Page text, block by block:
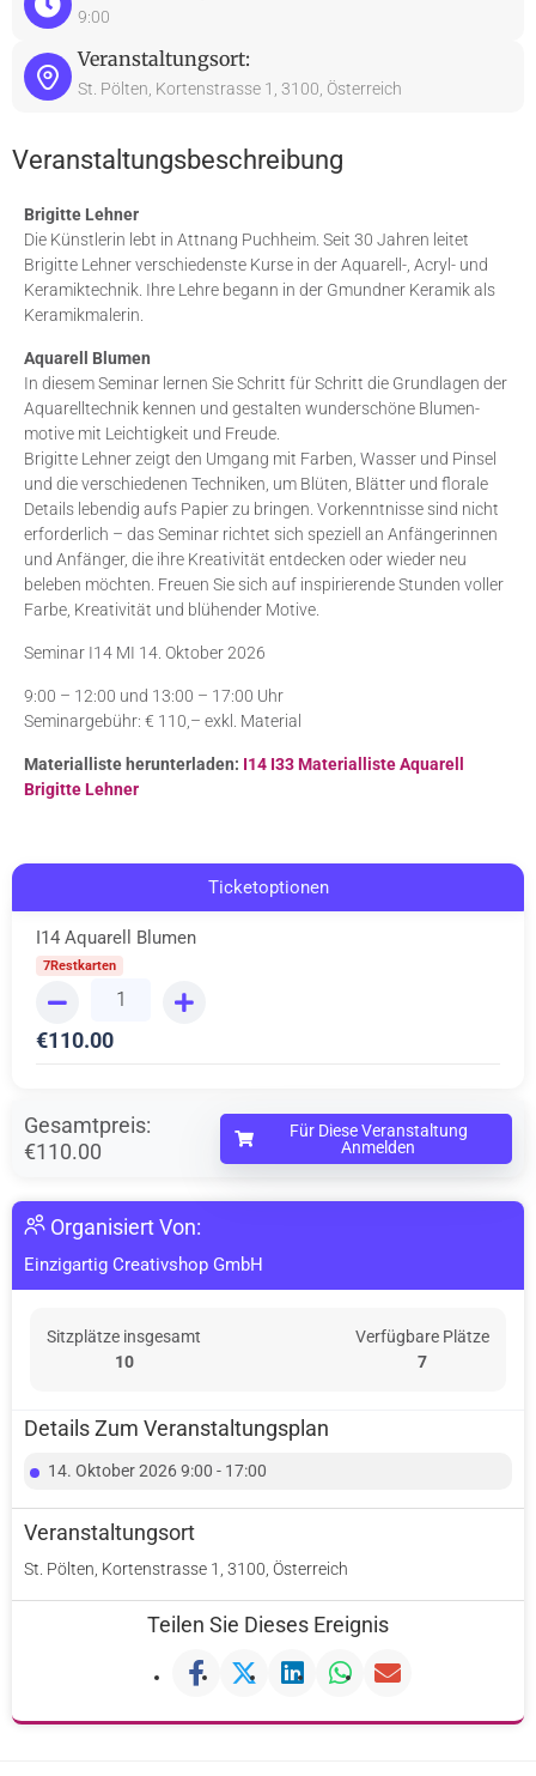
9:00
Veranstaltungsort:
St. Pölten, Kortenstrasse 1, 3100, Österreich
Veranstaltungsbeschreibung
Brigitte Lehner
Die Künstlerin lebt in Attnang Puchheim. Seit 30 Jahren leitet
Brigitte Lehner verschiedenste Kurse in der Aquarell-, Acryl- und
Keramiktechnik. Ihre Lehre begann in der Gmundner Keramik als
Keramikmalerin.
Aquarell Blumen
In diesem Seminar lernen Sie Schritt für Schritt die Grundlagen der
Aquarelltechnik kennen und gestalten wunderschöne Blumen-
motive mit Leichtigkeit und Freude.
Brigitte Lehner zeigt den Umgang mit Farben, Wasser und Pinsel
und die verschiedenen Techniken, um Blüten, Blätter und florale
Details lebendig aufs Papier zu bringen. Vorkenntnisse sind nicht
erforderlich – das Seminar richtet sich speziell an Anfängerinnen
und Anfänger, die ihre Kreativität entdecken oder wieder neu
beleben möchten. Freuen Sie sich auf inspirierende Stunden voller
Farbe, Kreativität und blühender Motive.
Seminar I14 MI 14. Oktober 2026
9:00 – 12:00 und 13:00 – 17:00 Uhr
Seminargebühr: € 110,– exkl. Material
Materialliste herunterladen: I14 I33 Materialliste Aquarell
Brigitte Lehner
Ticketoptionen
I14 Aquarell Blumen
7Restkarten
€110.00
Gesamtpreis:
€110.00
Für Diese Veranstaltung
Anmelden
Organisiert Von:
Einzigartig Creativshop GmbH
Sitzplätze insgesamt
10
Verfügbare Plätze
7
Details Zum Veranstaltungsplan
14. Oktober 2026 9:00 - 17:00
Veranstaltungsort
St. Pölten, Kortenstrasse 1, 3100, Österreich
Teilen Sie Dieses Ereignis